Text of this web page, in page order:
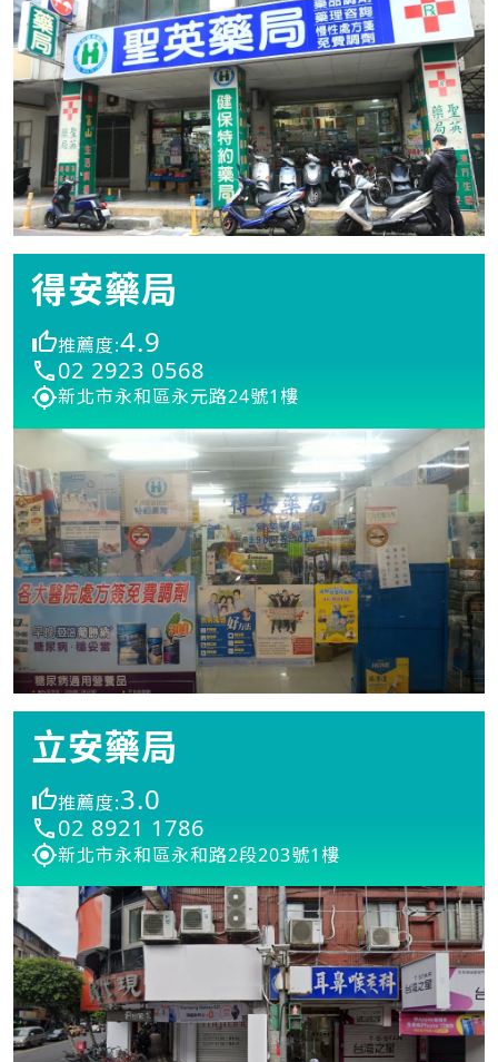
得安藥局
推薦度:4.9
02 2923 0568
新北市永和區永元路24號1樓
立安藥局
推薦度:3.0
02 8921 1786
新北市永和區永和路2段203號1樓